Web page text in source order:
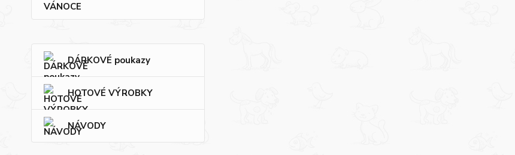
VÁNOCE
DÁRKOVÉ poukazy
HOTOVÉ VÝROBKY
NÁVODY